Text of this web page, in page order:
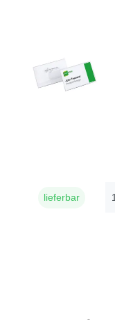
lieferbar